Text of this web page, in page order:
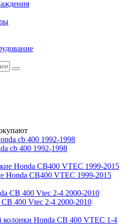
cb 400 1992-1998
Honda CB400 VTEC 1999-2015
400 Vtec 2-4 2000-2010